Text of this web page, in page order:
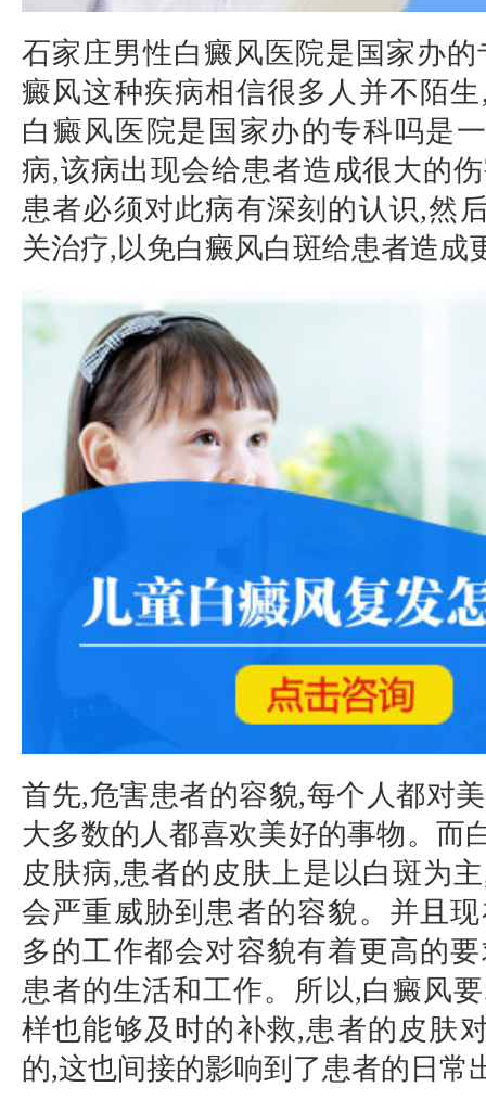
石家庄男性白癜风医院是国家办的
癜风这种疾病相信很多人并不陌
白癜风医院是国家办的专科吗是
病,该病出现会给患者造成很大的
患者必须对此病有深刻的认识,然
关治疗,以免白癜风白斑给患者造成
首先,危害患者的容貌,每个人都对
大多数的人都喜欢美好的事物。而
皮肤病,患者的皮肤上是以白斑为
会严重威胁到患者的容貌。并且
多的工作都会对容貌有着更高的
患者的生活和工作。所以,白癜风
样也能够及时的补救,患者的皮肤
的,这也间接的影响到了患者的日常